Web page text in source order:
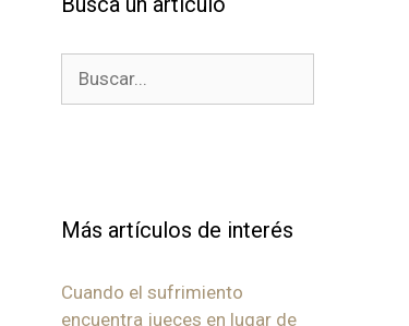
Más artículos de interés
Cuando el sufrimiento
encuentra jueces en lugar de